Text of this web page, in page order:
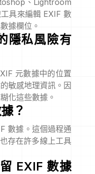
、Lightroom
具來編輯 EXIF 數
據欄位。
隱私風險有
元數據中的位置
敏感地理資訊。因
化這些數據。
？
數據。這個過程通
存在許多線上工具
EXIF 數據